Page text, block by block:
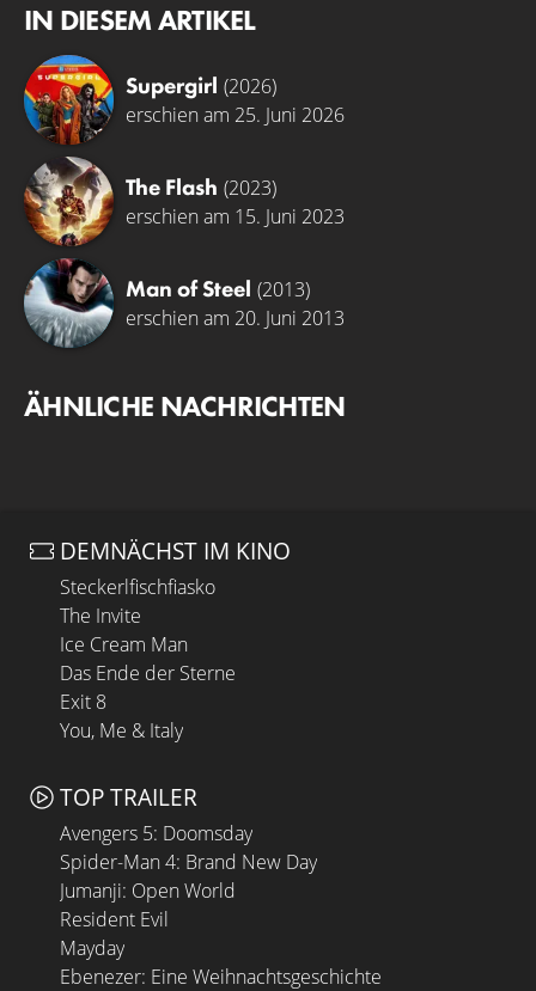
IN DIESEM ARTIKEL
Supergirl (2026)
erschien am 25. Juni 2026
The Flash (2023)
erschien am 15. Juni 2023
Man of Steel (2013)
erschien am 20. Juni 2013
ÄHNLICHE NACHRICHTEN
DEMNÄCHST IM KINO
Steckerlfischfiasko
The Invite
Ice Cream Man
Das Ende der Sterne
Exit 8
You, Me & Italy
TOP TRAILER
Avengers 5: Doomsday
Spider-Man 4: Brand New Day
Jumanji: Open World
Resident Evil
Mayday
Ebenezer: Eine Weihnachtsgeschichte